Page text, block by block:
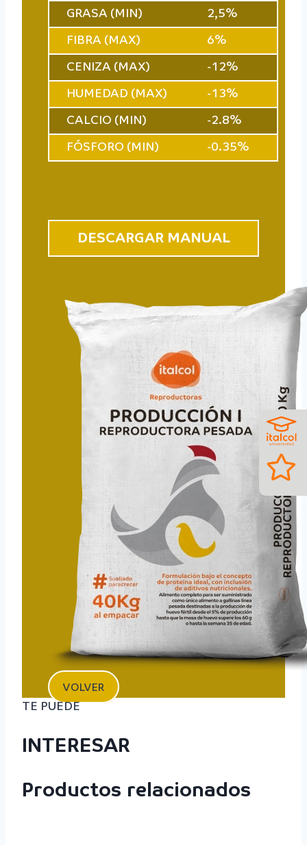
GRASA (MIN) 2,5%
FIBRA (MAX) 6%
CENIZA (MAX) -12%
HUMEDAD (MAX) -13%
CALCIO (MIN) -2.8%
FÓSFORO (MIN) -0.35%
DESCARGAR MANUAL
VOLVER
TE PUEDE
INTERESAR
Productos relacionados